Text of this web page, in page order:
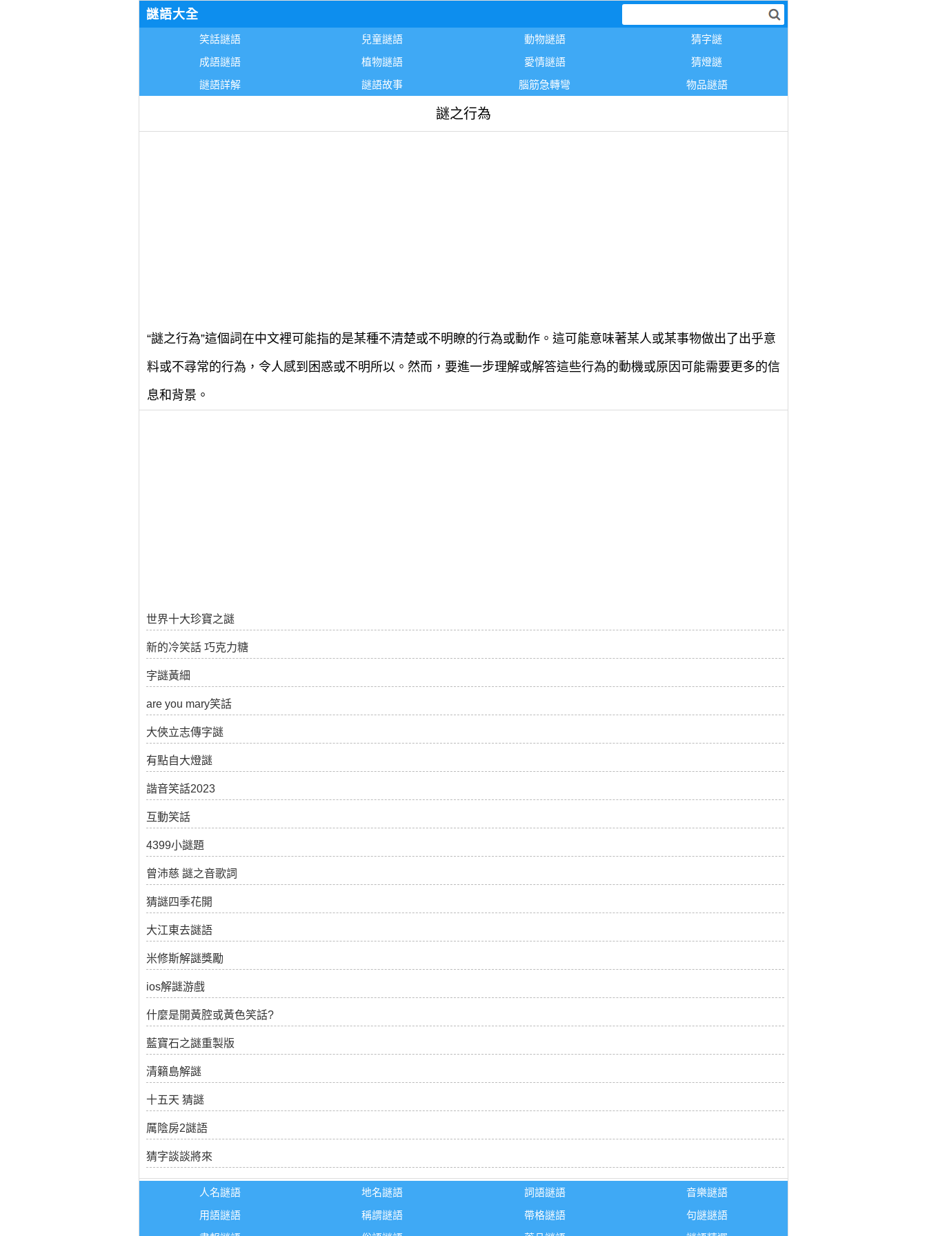
謎語大全
笑話謎語 兒童謎語 動物謎語
猜字謎
成語謎語
植物謎語 愛情謎語
猜燈謎
謎語詳解
謎語故事 腦筋急轉彎 物品謎語
謎之行為
“謎之行為”這個詞在中文裡可能指的是某種不清楚或不明瞭的行為或動作。這可能意味著某人或某事物做出了出乎意
料或不尋常的行為，令人感到困惑或不明所以。然而，要進一步理解或解答這些行為的動機或原因可能需要更多的信
息和背景。
世界十大珍寶之謎
新的冷笑話 巧克力糖
字謎黃細
are you mary笑話
大俠立志傳字謎
有點自大燈謎
諧音笑話2023
互動笑話
4399小謎題
曾沛慈 謎之音歌詞
猜謎四季花開
大江東去謎語
米修斯解謎獎勵
ios解謎游戲
什麼是開黃腔或黃色笑話?
藍寶石之謎重製版
清籟島解謎
十五天 猜謎
厲陰房2謎語
猜字談談將來
人名謎語 地名謎語 詞語謎語
音樂謎語
用語謎語
稱謂謎語 帶格謎語
句謎謎語